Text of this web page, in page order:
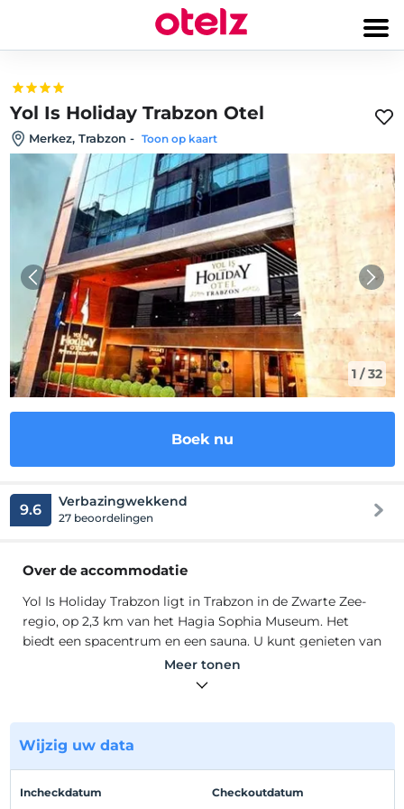
Yol Is Holiday Trabzon Otel
Merkez, Trabzon - Toon op kaart
1 /32
Boek nu
9.6 Verbazingwekkend
27 beoordelingen
Over de accommodatie
Yol Is Holiday Trabzon ligt in Trabzon in de Zwarte Zee-
regio, op 2,3 km van het Hagia Sophia Museum. Het
biedt een spacentrum en een sauna. U kunt genieten van
uw maaltijden in het restaurant. Er is gratis
privéparkeergelegenheid op het terrein. De kamers
waterkoker zijn ook beschikbaar. Alle kamers hebben
een eigen badkamer. Voor uw comfort zijn er slippers en
Yol Is Holiday Trabzon ligt in Trabzon in de Zwarte Zee-
Meer tonen
Wijzig uw data
Incheckdatum Checkoutdatum